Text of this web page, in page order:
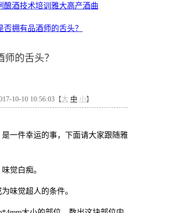
酿酒技术培训 雅大高产酒曲
拥有品酒师的舌头？
的舌头？
10-10 10:56:03【大 中 小】
一件幸运的事，下面请大家跟随雅
觉白痴。
味觉超人的条件。